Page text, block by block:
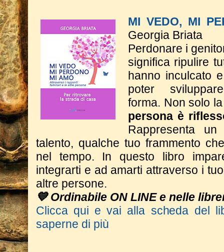
MI VEDO, MI
Georgia Briata
Perdonare i
significa ripulire
hanno inculcato
poter
forma. Non solo
persona è
Rappresenta
talento, qualche tuo frammento
nel tempo.
In questo libro
integrarti e ad amarti attraverso i
altre persone.
💙 Ordinabile ON LINE e nelle
Clicca qui e vai alla scheda del
saperne di più